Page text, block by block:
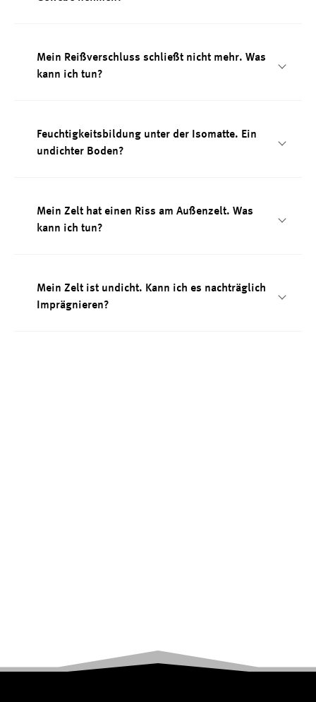
Mein Reißverschluss schließt nicht mehr. Was
kann ich tun?
Feuchtigkeitsbildung unter der Isomatte. Ein
undichter Boden?
Mein Zelt hat einen Riss am Außenzelt. Was
kann ich tun?
Mein Zelt ist undicht. Kann ich es nachträglich
Imprägnieren?